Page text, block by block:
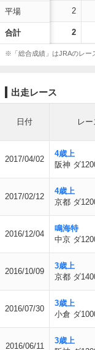
平場
合計
2
2
※「総合成績」はJRAのレー
出走レース
日付 レー
2017/04/02
4歳上
阪神 ダ
2017/02/12
4歳上
京都 ダ
2016/12/04
鳴海特
中京 ダ
2016/10/09
3歳上
京都 ダ
2016/07/30
3歳上
小倉 ダ
2016/06/11
3歳上